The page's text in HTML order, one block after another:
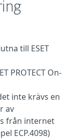
till ESET
PROTECT On-
inte krävs en
av
från internet
ECP.4098)